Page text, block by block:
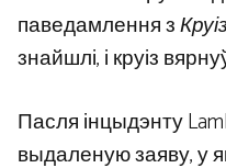
паведамлення з
знайшлі, і круіз
Пасля інцыдэнту
выдаленую заяву, у